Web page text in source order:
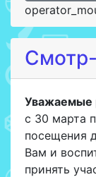
Уважаемые
с 30 марта
посещения
Вам и
принять